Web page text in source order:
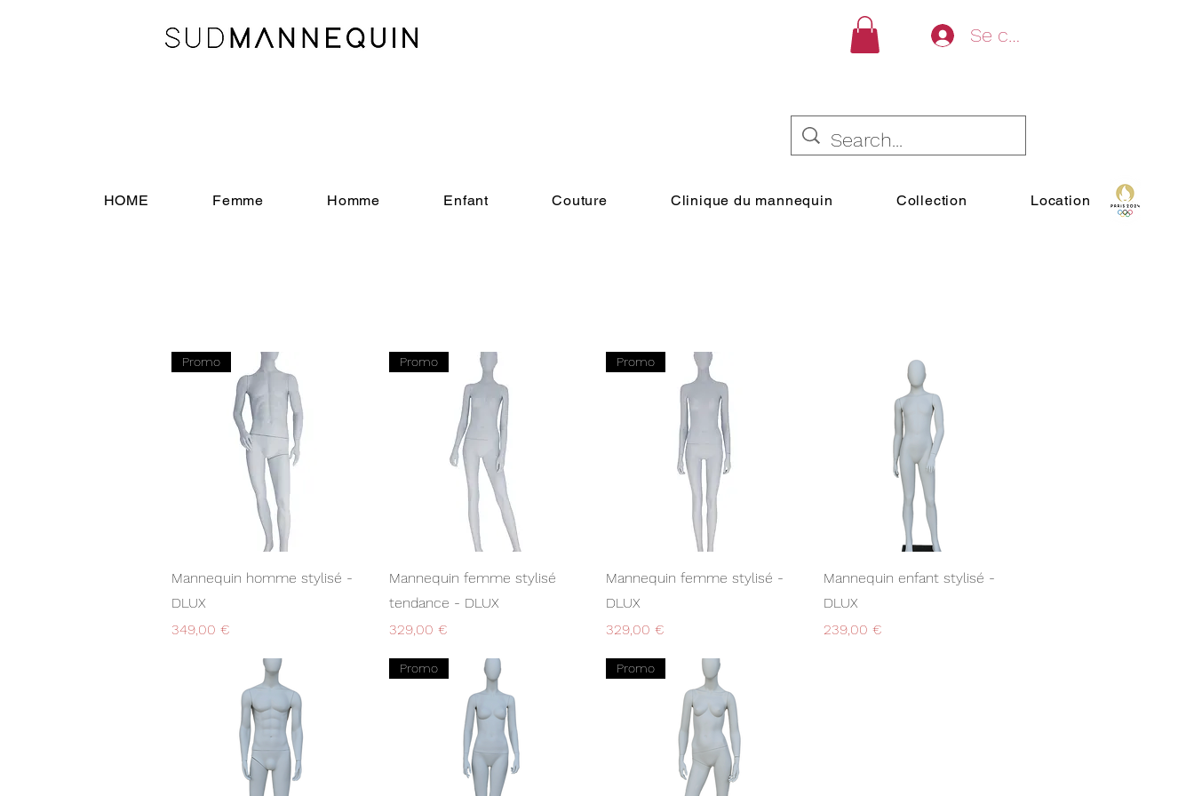
Se connecter
HOME Femme Homme Enfant Couture Clinique du mannequin Collection Location
Aperçu rapide
Promo
Mannequin homme stylisé -
DLUX
Prix
349,00 €
Aperçu rapide
Promo
Mannequin femme stylisé
tendance - DLUX
Prix
329,00 €
Aperçu rapide
Promo
Mannequin femme stylisé -
DLUX
Prix
329,00 €
Aperçu rapide
Mannequin enfant stylisé -
DLUX
Prix
239,00 €
Promo Promo